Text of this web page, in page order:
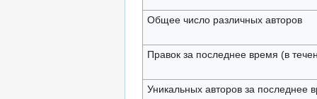
Общее число различных авторов
Правок за последнее время (в
Уникальных авторов за последнее